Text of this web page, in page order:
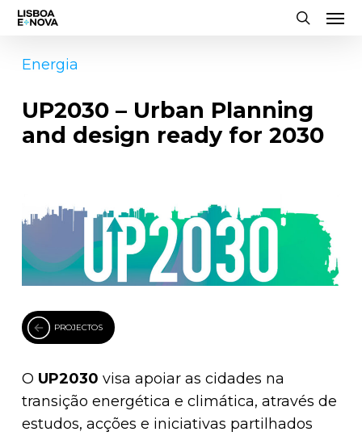
Skip
main
Energia
UP2030 – Urban Planning
and design ready for 2030
PROJECTOS
O UP2030 visa apoiar as cidades na
transição energética e climática, através de
estudos, acções e iniciativas partilhados